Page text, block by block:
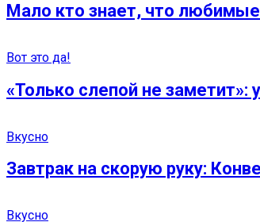
Мало кто знает, что
Вот это да!
«Только слепой не
Вкусно
Завтрак на скорую руку:
Вкусно